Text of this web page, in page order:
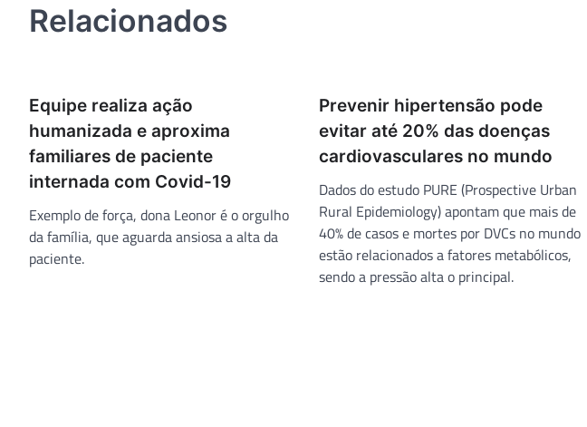
Relacionados
Equipe realiza ação
humanizada e aproxima
familiares de paciente
internada com Covid-19
Exemplo de força, dona Leonor é o orgulho
da família, que aguarda ansiosa a alta da
paciente.
Prevenir hipertensão pode
evitar até 20% das doenças
cardiovasculares no mundo
Dados do estudo PURE (Prospective Urban
Rural Epidemiology) apontam que mais de
40% de casos e mortes por DVCs no mundo
estão relacionados a fatores metabólicos,
sendo a pressão alta o principal.